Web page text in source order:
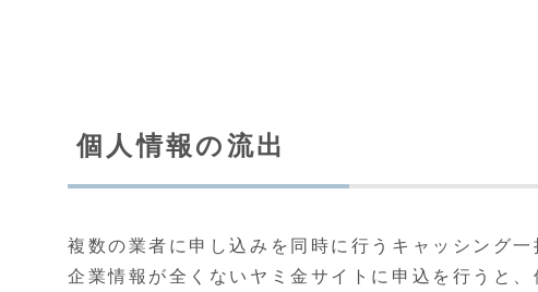
個人情報の流出
複数の業者に申し込みを同時に行うキャッシング一
企業情報が全くないヤミ金サイトに申込を行うと